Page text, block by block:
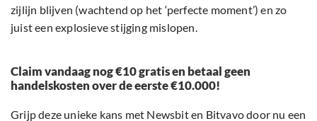
zijlijn blijven (wachtend op het ‘perfecte moment’) en zo
juist een explosieve stijging mislopen.
Claim vandaag nog €10 gratis en betaal geen
handelskosten over de eerste €10.000!
Grijp deze unieke kans met Newsbit en Bitvavo door nu een